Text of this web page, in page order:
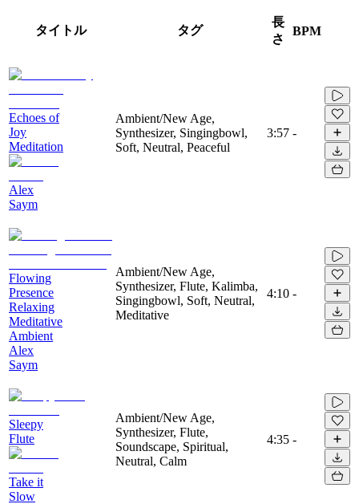
タイトル タグ
長
さ
BPM
Echoes of
Joy
Meditation
Alex
Saym
Ambient/New Age,
Synthesizer, Singingbowl,
Soft, Neutral, Peaceful
3:57 -
Flowing
Presence
Relaxing
Meditative
Ambient
Alex
Saym
Ambient/New Age,
Synthesizer, Flute, Kalimba,
Singingbowl, Soft, Neutral,
Meditative
4:10 -
Sleepy
Flute
Take it
Slow
Ambient/New Age,
Synthesizer, Flute,
Soundscape, Spiritual,
Neutral, Calm
4:35 -